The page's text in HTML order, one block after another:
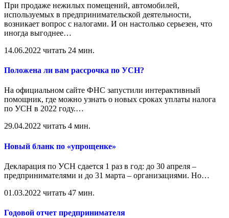
При продаже нежилых помещений, автомобилей,
используемых в предпринимательской деятельности,
возникает вопрос с налогами. И он настолько серьезен, что
иногда выгоднее…
14.06.2022 читать 24 мин.
Положена ли вам рассрочка по УСН?
На официальном сайте ФНС запустили интерактивный
помощник, где можно узнать о новых сроках уплаты налога
по УСН в 2022 году.…
29.04.2022 читать 4 мин.
Новый бланк по «упрощенке»
Декларация по УСН сдается 1 раз в год: до 30 апреля –
предпринимателями и до 31 марта – организациями. Но…
01.03.2022 читать 47 мин.
Годовой отчет предпринимателя